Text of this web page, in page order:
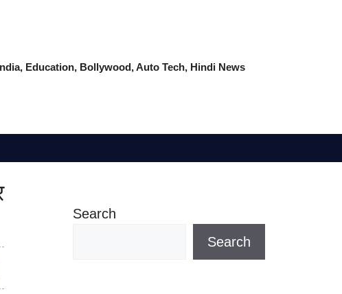
Education, Bollywood, Auto Tech, Hindi News
Search
Search